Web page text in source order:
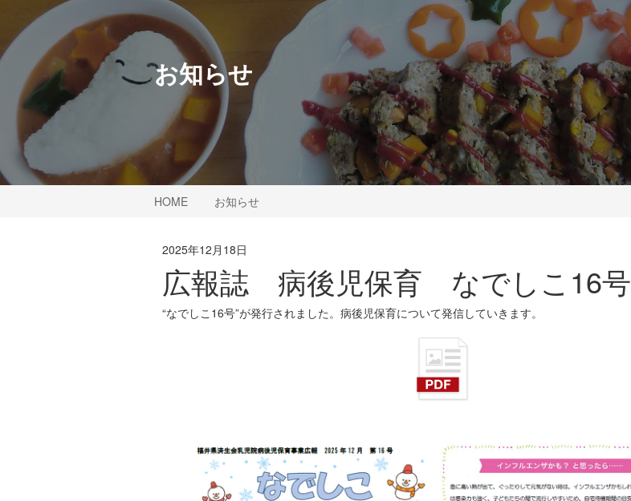
お知らせ
HOME お知らせ
2025年12月18日
広報誌 病後児保育 なでしこ16号
“なでしこ16号”が発行されました。病後児保育について発信していきます。